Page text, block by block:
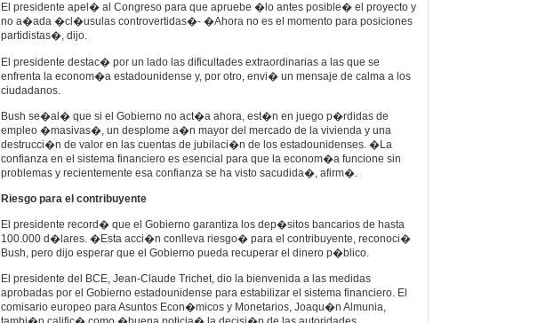
El presidente apel� al Congreso para que apruebe �lo antes posible� el proyecto y
no a�ada �cl�usulas controvertidas�- �Ahora no es el momento para posiciones
partidistas�, dijo.
El presidente destac� por un lado las dificultades extraordinarias a las que se
enfrenta la econom�a estadounidense y, por otro, envi� un mensaje de calma a los
ciudadanos.
Bush se�al� que si el Gobierno no act�a ahora, est�n en juego p�rdidas de
empleo �masivas�, un desplome a�n mayor del mercado de la vivienda y una
destrucci�n de valor en las cuentas de jubilaci�n de los estadounidenses. �La
confianza en el sistema financiero es esencial para que la econom�a funcione sin
problemas y recientemente esa confianza se ha visto sacudida�, afirm�.
Riesgo para el contribuyente
El presidente record� que el Gobierno garantiza los dep�sitos bancarios de hasta
100.000 d�lares. �Esta acci�n conlleva riesgo� para el contribuyente, reconoci�
Bush, pero dijo esperar que el Gobierno pueda recuperar el dinero p�blico.
El presidente del BCE, Jean-Claude Trichet, dio la bienvenida a las medidas
aprobadas por el Gobierno estadounidense para estabilizar el sistema financiero. El
comisario europeo para Asuntos Econ�micos y Monetarios, Joaqu�n Almunia,